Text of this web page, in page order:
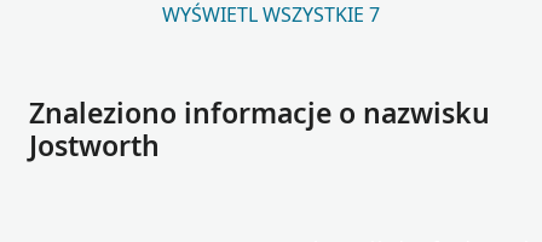
WYŚWIETL WSZYSTKIE 7
Znaleziono informacje o nazwisku
Jostworth